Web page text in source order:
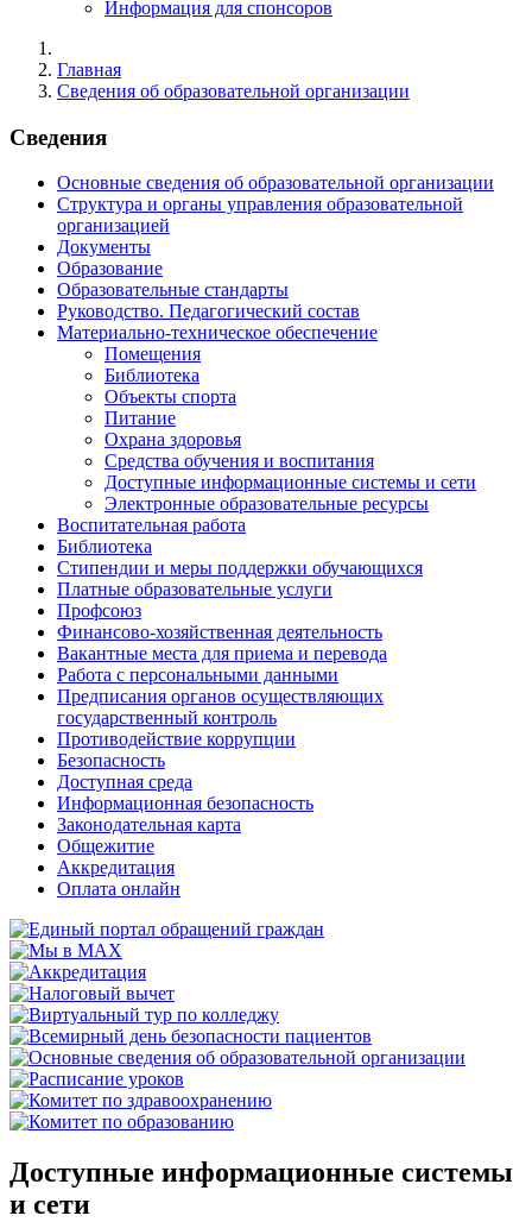
Информация для спонсоров
Главная
Сведения об образовательной организации
Сведения
Основные сведения об образовательной организации
Структура и органы управления образовательной
организацией
Документы
Образование
Образовательные стандарты
Руководство. Педагогический состав
Материально-техническое обеспечение
Помещения
Библиотека
Объекты спорта
Питание
Охрана здоровья
Средства обучения и воспитания
Доступные информационные системы и сети
Электронные образовательные ресурсы
Воспитательная работа
Библиотека
Стипендии и меры поддержки обучающихся
Платные образовательные услуги
Профсоюз
Финансово-хозяйственная деятельность
Вакантные места для приема и перевода
Работа с персональными данными
Предписания органов осуществляющих
государственный контроль
Противодействие коррупции
Безопасность
Доступная среда
Информационная безопасность
Законодательная карта
Общежитие
Аккредитация
Оплата онлайн
Доступные информационные системы
и сети